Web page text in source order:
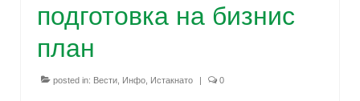
подготовка на бизнис
план
posted in: Вести Инфо Истакнато | 0